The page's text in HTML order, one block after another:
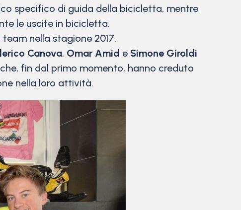
specifico di guida della bicicletta, mentre
le uscite in bicicletta.
nella stagione 2017.
Canova, Omar Amid e Simone Giroldi
fin dal primo momento, hanno creduto
nella loro attività.